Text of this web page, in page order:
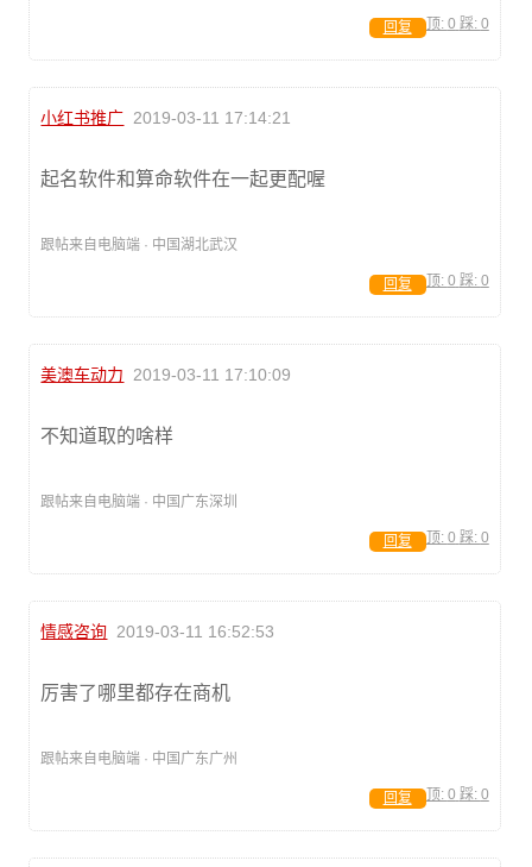
顶: 0 踩: 0
回复
小红书推广 2019-03-11 17:14:21
起名软件和算命软件在一起更配喔
跟帖来自电脑端 · 中国湖北武汉
顶: 0 踩: 0
回复
美澳车动力 2019-03-11 17:10:09
不知道取的啥样
跟帖来自电脑端 · 中国广东深圳
顶: 0 踩: 0
回复
情感咨询 2019-03-11 16:52:53
厉害了哪里都存在商机
跟帖来自电脑端 · 中国广东广州
顶: 0 踩: 0
回复